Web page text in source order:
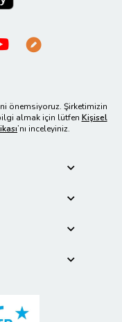
önemsiyoruz. Şirketimizin
almak için lütfen Kişisel
’nı inceleyiniz.